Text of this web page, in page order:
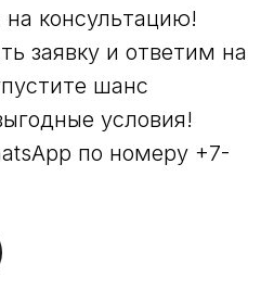
консультацию!
заявку и ответим на
шанс
условия!
по номеру +7-